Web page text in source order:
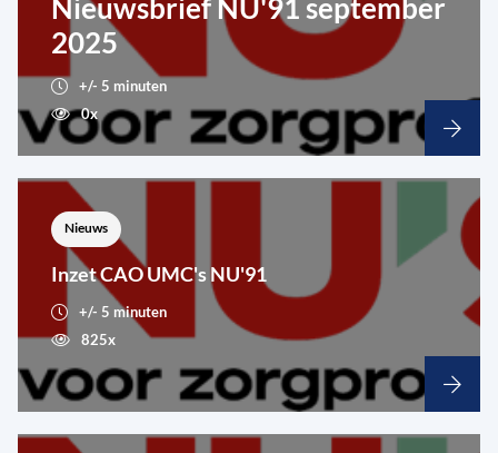
Inzet CAO UMC's NU'91
Nieuws
+/- 5 minuten
825x
Nieuwsbrief NU'91 september
2025
+/- 5 minuten
0x